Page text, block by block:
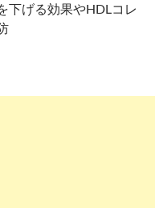
下げる効果やHDLコレ